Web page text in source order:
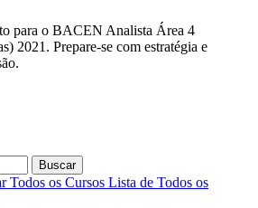
para o BACEN Analista Área 4
2021. Prepare-se com estratégia e
Buscar
Todos os Cursos Lista de Todos os